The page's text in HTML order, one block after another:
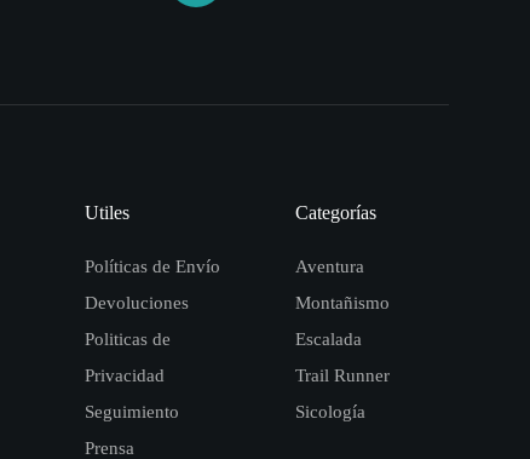
Utiles
Políticas de Envío
Devoluciones
Politicas de
Privacidad
Seguimiento
Prensa
Categorías
Aventura
Montañismo
Escalada
Trail Runner
Sicología